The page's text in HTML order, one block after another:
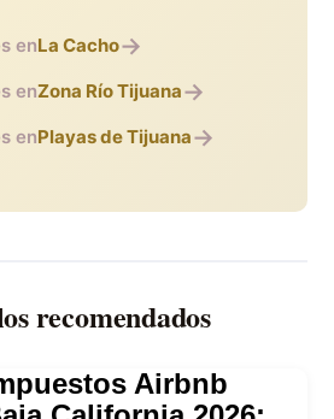
enLa Cacho→
enZona Río Tijuana→
enPlayas de Tijuana→
recomendados
Airbnb